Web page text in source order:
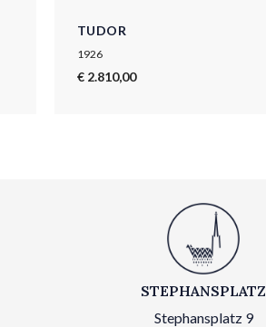
TUDOR
1926
€ 2.810,00
STEPHANSPLATZ
Stephansplatz 9